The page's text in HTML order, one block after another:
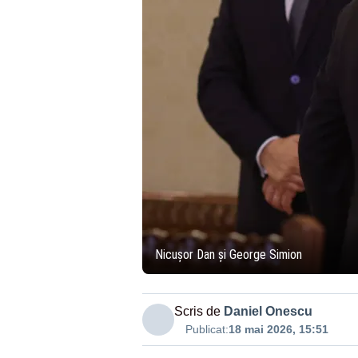
Nicușor Dan și George Simion
Scris de Daniel Onescu
Publicat:18 mai 2026, 15:51